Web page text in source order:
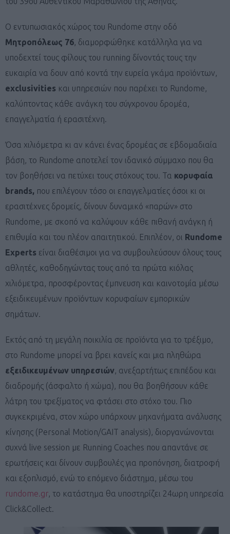
Ο εντυπωσιακός χώρος του Rundome στην οδό
Μητροπόλεως 76, διαμορφώθηκε κατάλληλα για να
υποδεχτεί τους φίλους του running δίνοντάς τους την
ευκαιρία να δουν από κοντά την ευρεία γκάμα προϊόντων,
exclusivities και υπηρεσιών που παρέχει το Rundome,
καλύπτοντας κάθε ανάγκη του σύγχρονου δρομέα,
επαγγελματία ή ερασιτέχνη.
Όσα χιλιόμετρα κι αν κάνει ένας δρομέας σε εβδομαδιαία
βάση, το Rundome αποτελεί τον ιδανικό σύμμαχο που θα
τον βοηθήσει να πετύχει τους στόχους του. Τα κορυφαία
brands, που επιλέγουν τόσο οι επαγγελματίες όσοι κι οι
ερασιτέχνες δρομείς, δίνουν δυναμικό «παρών» στο
Rundome, με σκοπό να καλύψουν κάθε πιθανή ανάγκη ή
επιθυμία και του πλέον απαιτητικού. Επιπλέον, οι Rundome
Experts είναι διαθέσιμοι για να συμβουλεύσουν όλους τους
αθλητές, καθοδηγώντας τους από τα πρώτα κιόλας
χιλιόμετρα, προσφέροντας έμπνευση και καινοτομία μέσω
εξειδικευμένων προϊόντων κορυφαίων εμπορικών
σημάτων.
Εκτός από τη μεγάλη ποικιλία σε προϊόντα για το τρέξιμο,
στο Rundome μπορεί να βρει κανείς και μια πληθώρα
εξειδικευμένων υπηρεσιών, ανεξαρτήτως επιπέδου και
διαδρομής (άσφαλτο ή χώμα), που θα βοηθήσουν κάθε
λάτρη του τρεξίματος να φτάσει στο στόχο του. Πιο
συγκεκριμένα, στον χώρο υπάρχουν μηχανήματα ανάλυσης
κίνησης (Personal Motion/GAIT analysis), διοργανώνονται
συχνά live session με Running Coaches που απαντάνε σε
ερωτήσεις και δίνουν συμβουλές για προπόνηση, διατροφή
και εξοπλισμό, ενώ το επόμενο διάστημα, μέσω του
rundome.gr, το κατάστημα θα υποστηρίζει 24ωρη υπηρεσία
Click&Collect.